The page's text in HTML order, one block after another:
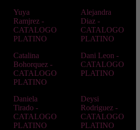
Yuya
Ramjrez -
CATALOGO
PLATINO
Alejandra
Diaz -
CATALOGO
PLATINO
Catalina
Bohorquez -
CATALOGO
PLATINO
Dani Leon -
CATALOGO
PLATINO
Daniela
Tirado -
CATALOGO
PLATINO
Deysi
Rodriguez -
CATALOGO
PLATINO